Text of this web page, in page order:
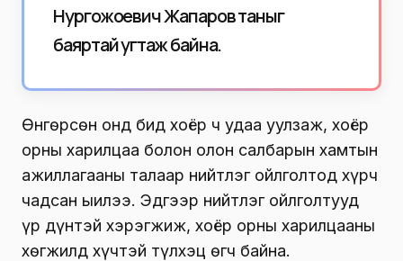
Нургожоевич Жапаров таныг
баяртай угтаж байна.
Өнгөрсөн онд бид хоёр ч удаа уулзаж, хоёр
орны харилцаа болон олон салбарын хамтын
ажиллагааны талаар нийтлэг ойлголтод хүрч
чадсан ыилээ. Эдгээр нийтлэг ойлголтууд
үр дүнтэй хэрэгжиж, хоёр орны харилцааны
хөгжилд хүчтэй түлхэц өгч байна.